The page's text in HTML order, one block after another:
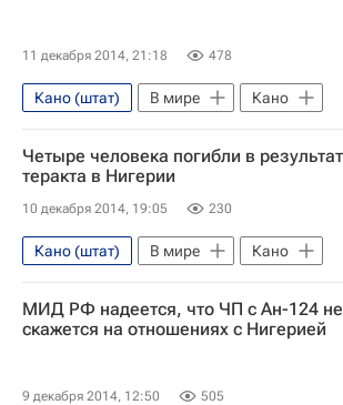
11 декабря 2014, 21:18 478
Кано (штат) В мире
Кано
Нигерия
Африка Весь мир
Четыре человека погибли в
теракта в Нигерии
10 декабря 2014, 19:05 230
Кано (штат) В мире
Кано
Нигерия
Африка Весь мир
МИД РФ надеется, что ЧП с Ан-124 не
скажется на отношениях с Нигерией
9 декабря 2014, 12:50 505